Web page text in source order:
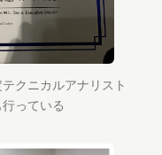
クニカルアナリスト
行っている